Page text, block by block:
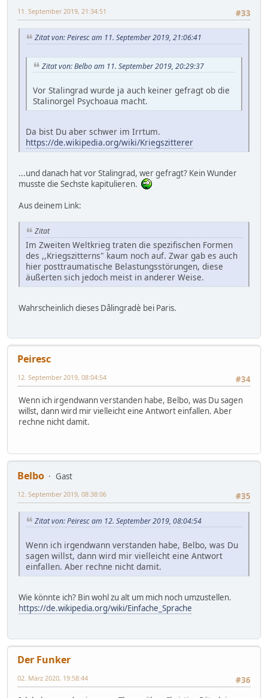
#33
11. September 2019, 21:34:51
Zitat von: Peiresc am 11. September 2019, 21:06:41
Zitat von: Belbo am 11. September 2019, 20:29:37
Vor Stalingrad wurde ja auch keiner gefragt ob die
Stalinorgel Psychoaua macht.
Da bist Du aber schwer im Irrtum.
https://de.wikipedia.org/wiki/Kriegszitterer
...und danach hat vor Stalingrad, wer gefragt? Kein Wunder
musste die Sechste kapitulieren.
Aus deinem Link:
Zitat
Im Zweiten Weltkrieg traten die spezifischen Formen
des ,,Kriegszitterns" kaum noch auf. Zwar gab es auch
hier posttraumatische Belastungsstörungen, diese
äußerten sich jedoch meist in anderer Weise.
Wahrscheinlich dieses Dâlingradè bei Paris.
Peiresc
#34
12. September 2019, 08:04:54
Wenn ich irgendwann verstanden habe, Belbo, was Du sagen
willst, dann wird mir vielleicht eine Antwort einfallen. Aber
rechne nicht damit.
Belbo
Gast
#35
12. September 2019, 08:38:06
Zitat von: Peiresc am 12. September 2019, 08:04:54
Wenn ich irgendwann verstanden habe, Belbo, was Du
sagen willst, dann wird mir vielleicht eine Antwort
einfallen. Aber rechne nicht damit.
Wie könnte ich? Bin wohl zu alt um mich noch umzustellen.
https://de.wikipedia.org/wiki/Einfache_Sprache
Der Funker
#36
02. März 2020, 19:58:44